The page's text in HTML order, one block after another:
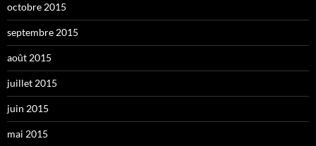
octobre 2015
septembre 2015
août 2015
juillet 2015
juin 2015
mai 2015